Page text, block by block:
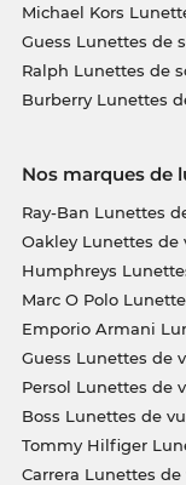
Michael Kors
Guess Lunettes de
Ralph Lunettes de
Burberry Lunettes
Nos marques de
Ray-Ban Lunettes
Oakley Lunettes de
Humphreys
Marc O Polo
Emporio Armani
Guess Lunettes de
Persol Lunettes de
Boss Lunettes de
Tommy Hilfiger
Carrera Lunettes de